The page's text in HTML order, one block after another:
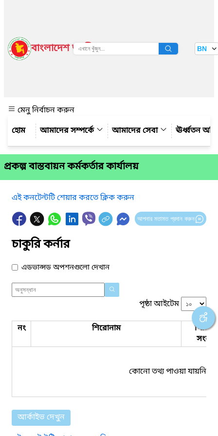
বাংলাদেশ জাতীয় তথ্য বাতায়ন BN
মেনু নির্বাচন করুন
আমাদের সম্পর্কে
আমাদের সেবা ঊর্ধ্বতন
প্রকল্প বাস্তবায়ন কর্মকর্তার কার্যালয়
এই কনটেন্টটি শেয়ার করতে ক্লিক করুন
আপনার মতামত প্রদান করুন
চাকুরি কর্নার
এডভান্সড অপশনগুলো দেখান
পৃষ্ঠা আইটেম
নং শিরোনাম
কোনো তথ্য পাওয়া যায়নি।
আর্কাইভ দেখুন